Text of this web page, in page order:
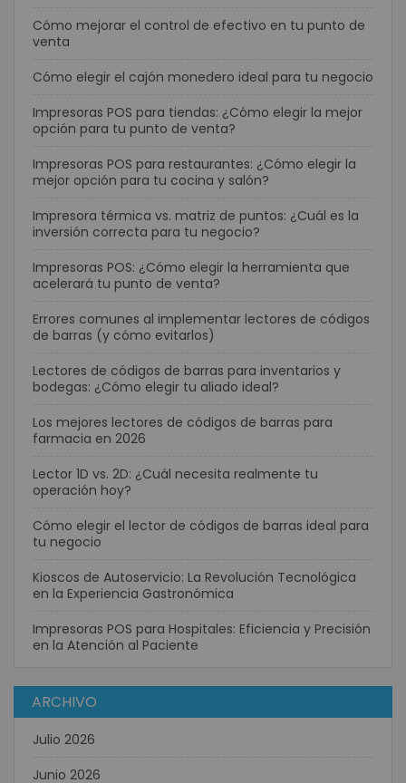
Cómo mejorar el control de efectivo en tu punto de
venta
Cómo elegir el cajón monedero ideal para tu negocio
Impresoras POS para tiendas: ¿Cómo elegir la mejor
opción para tu punto de venta?
Impresoras POS para restaurantes: ¿Cómo elegir la
mejor opción para tu cocina y salón?
Impresora térmica vs. matriz de puntos: ¿Cuál es la
inversión correcta para tu negocio?
Impresoras POS: ¿Cómo elegir la herramienta que
acelerará tu punto de venta?
Errores comunes al implementar lectores de códigos
de barras (y cómo evitarlos)
Lectores de códigos de barras para inventarios y
bodegas: ¿Cómo elegir tu aliado ideal?
Los mejores lectores de códigos de barras para
farmacia en 2026
Lector 1D vs. 2D: ¿Cuál necesita realmente tu
operación hoy?
Cómo elegir el lector de códigos de barras ideal para
tu negocio
Kioscos de Autoservicio: La Revolución Tecnológica
en la Experiencia Gastronómica
Impresoras POS para Hospitales: Eficiencia y Precisión
en la Atención al Paciente
ARCHIVO
Julio 2026
Junio 2026